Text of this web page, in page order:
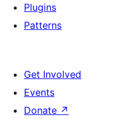
Plugins
Patterns
Get Involved
Events
Donate ↗